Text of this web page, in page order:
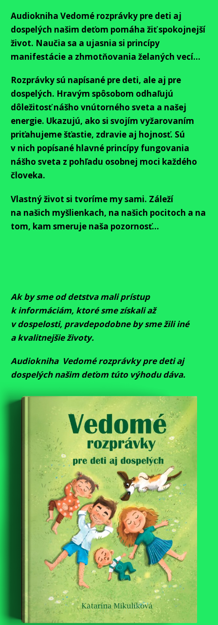
Audiokniha Vedomé rozprávky pre deti aj
dospelých našim deťom pomáha žiť spokojnejší
život. Naučia sa a ujasnia si princípy
manifestácie a zhmotňovania želaných vecí...
Rozprávky sú napísané pre deti, ale aj pre
dospelých. Hravým spôsobom odhaľujú
dôležitosť nášho vnútorného sveta a našej
energie. Ukazujú, ako si svojím vyžarovaním
priťahujeme šťastie, zdravie aj hojnosť. Sú
v nich popísané hlavné princípy fungovania
nášho sveta z pohľadu osobnej moci každého
človeka.
Vlastný život si tvoríme my sami. Záleží
na našich myšlienkach, na našich pocitoch a na
tom, kam smeruje naša pozornosť...
Ak by sme od detstva mali prístup
k informáciám, ktoré sme získali až
v dospelosti, pravdepodobne by sme žili iné
a kvalitnejšie životy.
Audiokniha Vedomé rozprávky pre deti aj
dospelých našim deťom túto výhodu dáva.